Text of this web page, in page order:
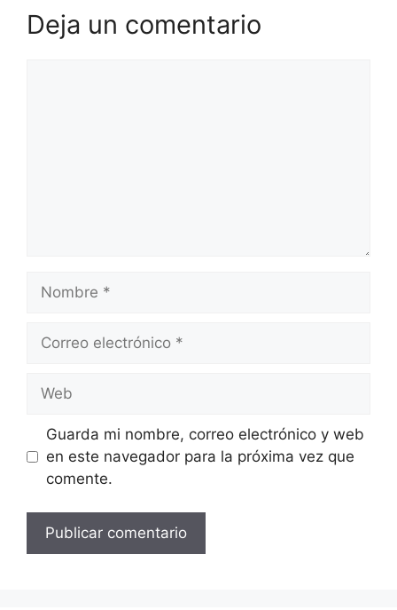
Deja un comentario
electrónico
Guarda mi nombre, correo electrónico y web
en este navegador para la próxima vez que
comente.